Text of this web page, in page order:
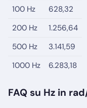
100 Hz
628,32
200 Hz
1.256,64
500 Hz
3.141,59
1000 Hz
6.283,18
FAQ su Hz in